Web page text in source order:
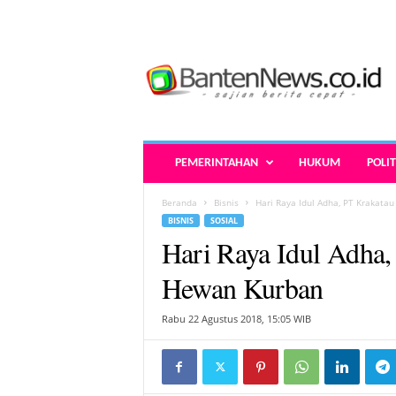
n
-
PEMERINTAHAN HUKUM
Beranda Bisnis Hari Raya Idul Adha, PT
BISNIS SOSIAL
Hari Raya Idul
Hewan Kurban
Rabu 22 Agustus 2018, 15:05 WIB